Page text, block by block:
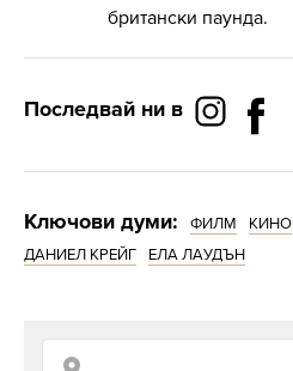
британски паунда.
Последвай ни в
Ключови думи: ФИЛМ КИНО
ДАНИЕЛ КРЕЙГ
ЕЛА ЛАУДЪН